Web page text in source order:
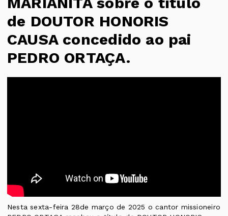
de DOUTOR HONORIS
CAUSA concedido ao pai
PEDRO ORTAÇA.
Nesta sexta-feira 28de março de 2025 o cantor missioneiro